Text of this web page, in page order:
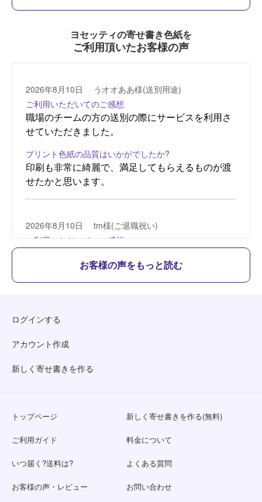
ヨセッティの寄せ書き色紙を
ご利用頂いたお客様の声
お客様の声をもっと読む
ログインする
アカウント作成
新しく寄せ書きを作る
トップページ 新しく寄せ書きを作る(無料)
ご利用ガイド 料金について
いつ届く?送料は? よくある質問
お客様の声・レビュー お問い合わせ